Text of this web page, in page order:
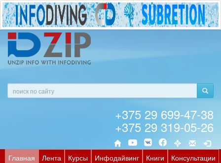
+375 29 699-47-38
+375 29 319-05-26
Главная Лента Курсы Инфодайвинг Книги
Консультации